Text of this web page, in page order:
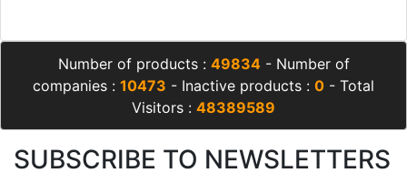
Number of products : 49834- Number of
companies : 10473 - Inactive products : 0 - Total
Visitors : 48389589
SUBSCRIBE TO NEWSLETTERS